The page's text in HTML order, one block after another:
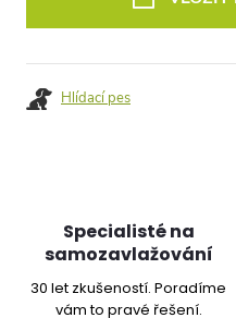
Hlídací pes
Specialisté na
samozavlažování
30 let zkušeností. Poradíme
vám to pravé řešení.